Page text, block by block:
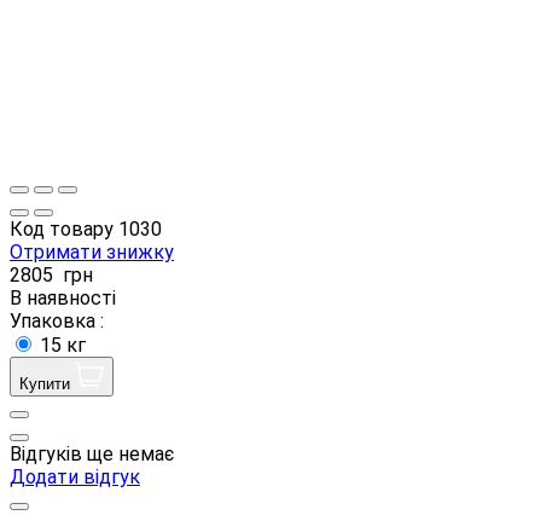
Код товару 1030
Отримати знижку
2805 грн
В наявності
Упаковка :
15 кг
Купити
Відгуків ще немає
Додати відгук